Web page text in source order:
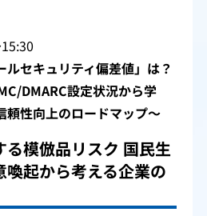
セキュリティ偏差値」は？
DMARC設定状況から学
性向上のロードマップ～
模倣品リスク 国民生
起から考える企業の